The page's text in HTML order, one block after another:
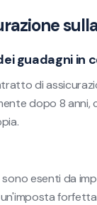
guadagni in
di
dopo 8
esenti da